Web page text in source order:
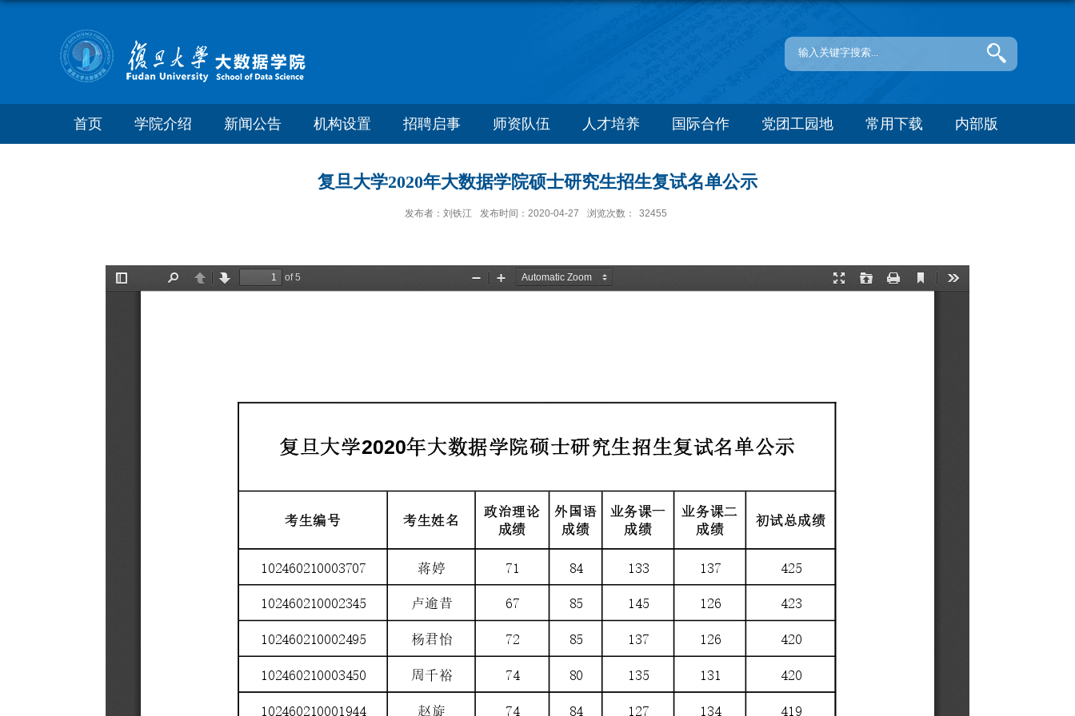
首页 学院介绍 新闻公告 机构设置 招聘启事 师资队伍 人才培养 国际合作 党团工园地 常用下载 内部版
复旦大学2020年大数据学院硕士研究生招生复试名单公示
发布者：刘铁江 发布时间：2020-04-27 浏览次数： 32455